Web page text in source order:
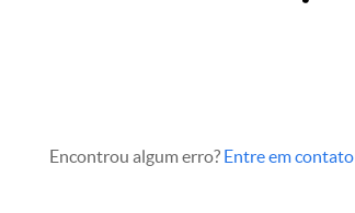
Encontrou algum erro? Entre em contato